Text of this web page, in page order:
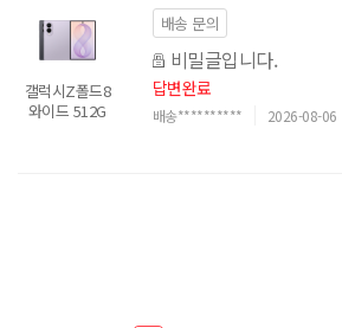
갤럭시Z폴드8
와이드 512G
배송 문의
비밀글입니다.
답변완료
배송********** 2026-08-06